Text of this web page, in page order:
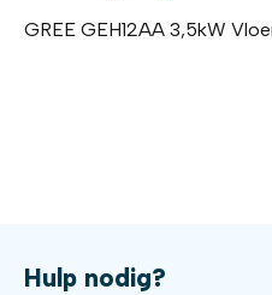
GREE GEH12AA 3,5kW
Hulp nodig?